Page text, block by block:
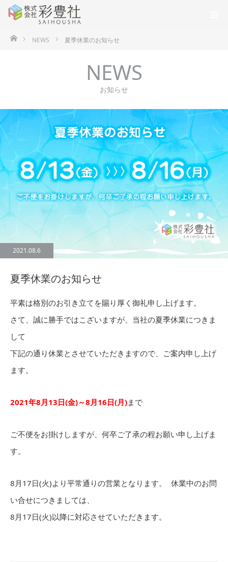
ホームNEWS 夏季休業のお知らせ
NEWS
お知らせ
2021.08.6
夏季休業のお知らせ
平素は格別のお引き立てを賜り厚く御礼申し上げます。
さて、誠に勝手ではこざいますが、当社の夏季休業につきま
して
下記の通り休業とさせていただきますので、ご案内申し上げ
ます。
2021年8月13日(金)～8月16日(月)まで
ご不便をお掛けしますが、何卒ご了承の程お願い申し上げま
す。
8月17日(火)より平常通りの営業となります。 休業中のお問
い合せにつきましては、
8月17日(火)以降に対応させていただきます。